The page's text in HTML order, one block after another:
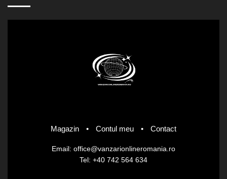
Magazin • Contul meu • Contact
Email: office@vanzarionlineromania.ro
Tel: +40 742 564 634